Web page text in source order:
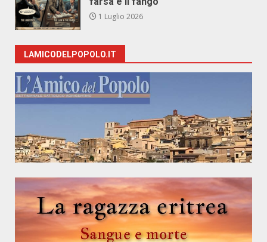
1 Luglio 2026
LAMICODELPOPOLO.IT